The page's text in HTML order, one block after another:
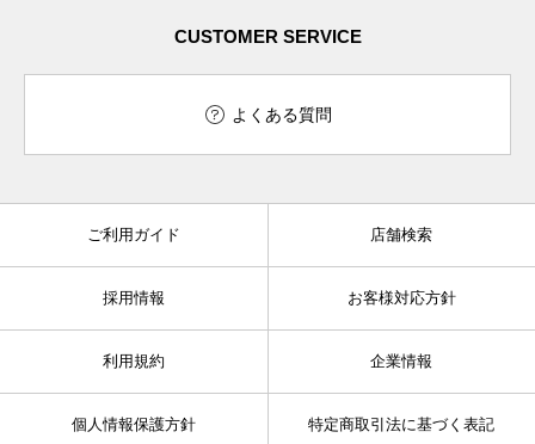
CUSTOMER SERVICE
よくある質問
ご利用ガイド 店舗検索
採用情報 お客様対応方針
利用規約 企業情報
個人情報保護方針 特定商取引法に基づく表記